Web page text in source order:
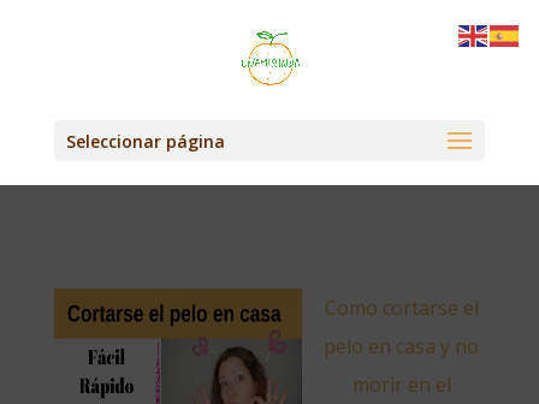
Seleccionar página
Como cortarse el
pelo en casa y no
morir en el